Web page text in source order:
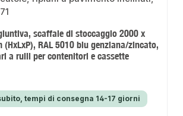
scaffale di stoccaggio 2000 x
(HxLxP), RAL 5010 blu genziana/zincato,
a rulli per contenitori e cassette
tempi di consegna 14-17 giorni